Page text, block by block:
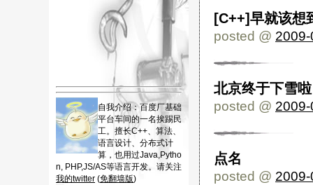
[C++]早就该想
posted @
北京终于下雪
posted @
点名
posted @
自我介绍：百度厂基础
平台车间的一名挨踢民
工。擅长C++、算法、
语言设计、分布式计
算，也用过Java,Pytho
n, PHP,JS/AS等语言开发。请关注
我的twitter (免翻墙版)